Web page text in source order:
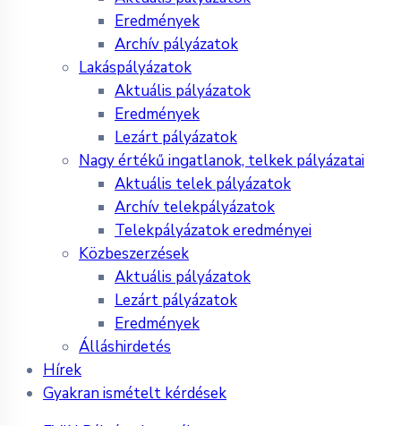
Eredmények
Archív pályázatok
Lakáspályázatok
Aktuális pályázatok
Eredmények
Lezárt pályázatok
Nagy értékű ingatlanok, telkek pályázatai
Aktuális telek pályázatok
Archív telekpályázatok
Telekpályázatok eredményei
Közbeszerzések
Aktuális pályázatok
Lezárt pályázatok
Eredmények
Álláshirdetés
Hírek
Gyakran ismételt kérdések